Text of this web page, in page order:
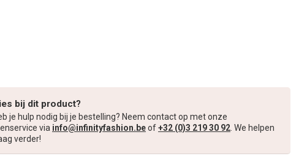
bij dit product?
je hulp nodig bij je bestelling? Neem contact op met onze
via info@infinityfashion.beof+32 (0)3 219 30 92 . We helpen
verder!